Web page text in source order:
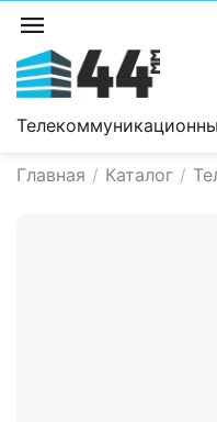
Главная / Каталог /